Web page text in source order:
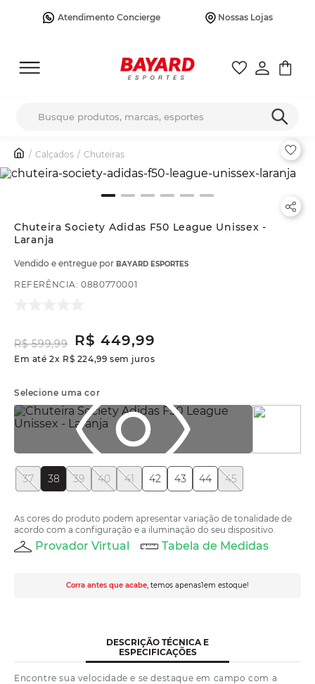
Atendimento Concierge Nossas Lojas
Calçados Chuteiras
Chuteira Society Adidas F50 League Unissex -
Laranja
Vendido e entregue por BAYARD ESPORTES
REFERÊNCIA:0880770001
R$ 599,99 R$ 449,99
Em até2x R$ 224,99 sem juros
Selecione uma cor
37 38 39 40 41 42 43 44 45
As cores do produto podem apresentar variação de tonalidade de
acordo com a configuração e a iluminação do seu dispositivo.
Provador Virtual Tabela de Medidas
Corra antes que acabe , temos apenas1em estoque!
DESCRIÇÃO TÉCNICA E
ESPECIFICAÇÕES
Encontre sua velocidade e se destaque em campo com a